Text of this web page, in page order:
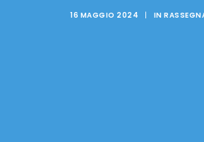
16 MAGGIO 2024 | IN